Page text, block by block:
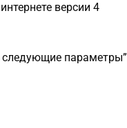
версии 4
параметры”